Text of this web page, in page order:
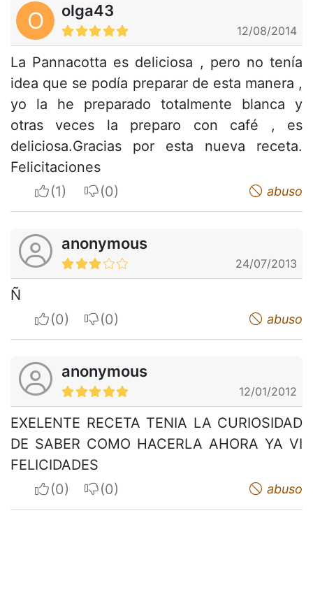
O olga43
12/08/2014
La Pannacotta es deliciosa , pero no tenía
idea que se podía preparar de esta manera ,
yo la he preparado totalmente blanca y
otras veces la preparo con café , es
deliciosa.Gracias por esta nueva receta.
Felicitaciones
I apreciateI do not appreciate abuso
anonymous
24/07/2013
Ñ
I apreciateI do not appreciate abuso
anonymous
12/01/2012
EXELENTE RECETA TENIA LA CURIOSIDAD
DE SABER COMO HACERLA AHORA YA VI
FELICIDADES
I apreciateI do not appreciate abuso